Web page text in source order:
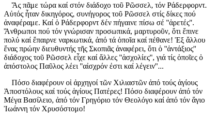
Ἄς πᾶμε τώρα καί στόν διάδοχο τοῦ Ρῶσσελ, τόν Ράδερφορντ.
Αὐτός ἦταν δικηγόρος, συνήγορος τοῦ Ρῶσσελ στίς δίκες πού
ἀναφέραμε. Καί ὁ Ράδερφορντ δέν πήγαινε πίσω σέ ''ἀρετές''.
Ἄνθρωποι πού τόν γνώρισαν προσωπικά, μαρτυροῦν, ὅτι ἔπινε
πολύ καί ἔπαιρνε ναρκωτικά, ἀπό τά ὁποῖα καί πέθανε! Ἐξ ἄλλου
ἕνας πρώην διευθυντής τῆς Σκοπιᾶς ἀναφέρει, ὅτι ὁ ''ἀντάξιος''
διάδοχος τοῦ Ρῶσσελ εἶχε καί ἄλλες ''ἀσχολίες'', γιά τίς ὁποῖες ὁ
ἀπόστολος Παῦλος λέει ''αἰσχρόν ἐστι καί λέγειν''...
Πόσο διαφέρουν οἱ ἀρχηγοί τῶν Χιλιαστῶν ἀπό τούς ἁγίους
Ἀποστόλους καί τούς ἁγίους Πατέρες! Πόσο διαφέρουν ἀπό τόν
Μέγα Βασίλειο, ἀπό τόν Γρηγόριο τόν Θεολόγο καί ἀπό τόν ἅγιο
Ἰωάννη τόν Χρυσόστομο!